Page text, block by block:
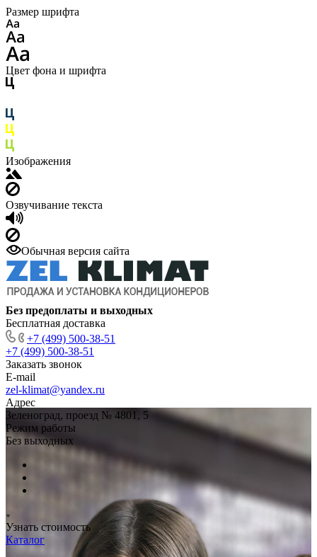
Размер шрифта
Цвет фона и шрифта
Изображения
Озвучивание текста
Обычная версия сайта
Без предоплаты и выходных
Бесплатная доставка
+7 (499) 500-38-51
+7 (499) 500-38-51
Заказать звонок
E-mail
zel-klimat@yandex.ru
Адрес
Зеленоград, проезд № 4801, 5
Режим работы
Без выходных
Узнать стоимость
Каталог